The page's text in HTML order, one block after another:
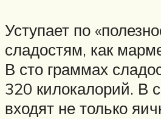
Уступает по
сладостям, как
В сто граммах
320 килокалорий. В
входят не только